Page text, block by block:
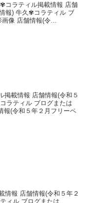
コラティル掲載情報 店舗
報) 牛久✾コラティル ブ
像 店舗情報(令...
載情報 店舗情報(令和５
ラティル ブログまたは
報(令和５年２月フリーペ
情報 店舗情報(令和５年２
ィル ブログまたは